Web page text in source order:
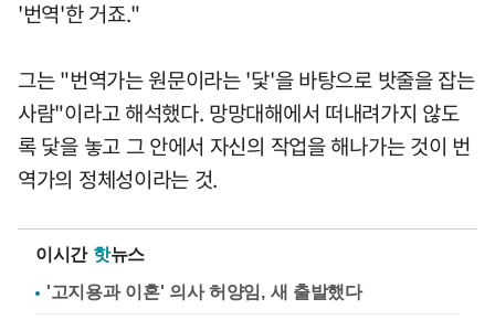
'번역'한 거죠."
그는 "번역가는 원문이라는 '닻'을 바탕으로 밧줄을 잡는
사람"이라고 해석했다. 망망대해에서 떠내려가지 않도
록 닻을 놓고 그 안에서 자신의 작업을 해나가는 것이 번
역가의 정체성이라는 것.
이시간 핫뉴스
'고지용과 이혼' 의사 허양임, 새 출발했다